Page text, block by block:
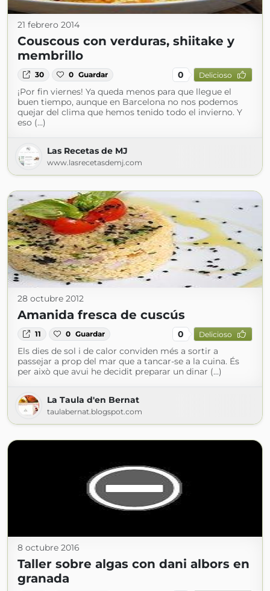
21 febrero 2014
Couscous con verduras, shiitake y
membrillo
30 0 Guardar 0 Delicioso
¡Por fin viernes! Ya queda menos para que llegue el
buen tiempo, aunque en Barcelona no nos podemos
quejar del clima que hemos tenido todo el invierno. Y
eso (...)
Las Recetas de MJ
www.lasrecetasdemj.com
28 octubre 2012
Amanida fresca de cuscús
11 0 Guardar 0 Delicioso
Els dies de sol i de calor conviden més a sortir a
passejar a prop del mar que a tancar-se a la cuina. És
per això que avui he decidit preparar un dinar (...)
La Taula d'en Bernat
taulabernat.blogspot.com
8 octubre 2016
Taller sobre algas con dani albors en
granada